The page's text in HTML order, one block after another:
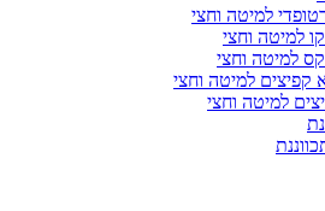
למיטה וחצי
למיטה וחצי
למיטה וחצי
קפיצים למיטה וחצי
למיטה וחצי